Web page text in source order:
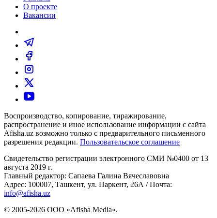
О проекте
Вакансии
Воспроизводство, копирование, тиражирование,
распространение и иное использование информации с сайта
Afisha.uz возможно только с предварительного письменного
разрешения редакции. Пользовательское соглашение
Свидетельство регистрации электронного СМИ №0400 от 13
августа 2019 г.
Главный редактор: Сапаева Галина Вячеславовна
Адрес: 100007, Ташкент, ул. Паркент, 26А / Почта:
info@afisha.uz
© 2005-2026 ООО «Afisha Media».